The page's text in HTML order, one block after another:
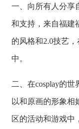
一、向所有人分享
和支持，来自福建
的风格和2.0技艺
中。
二、在cosplay的
以和原画的形象相
区的活动和游戏中